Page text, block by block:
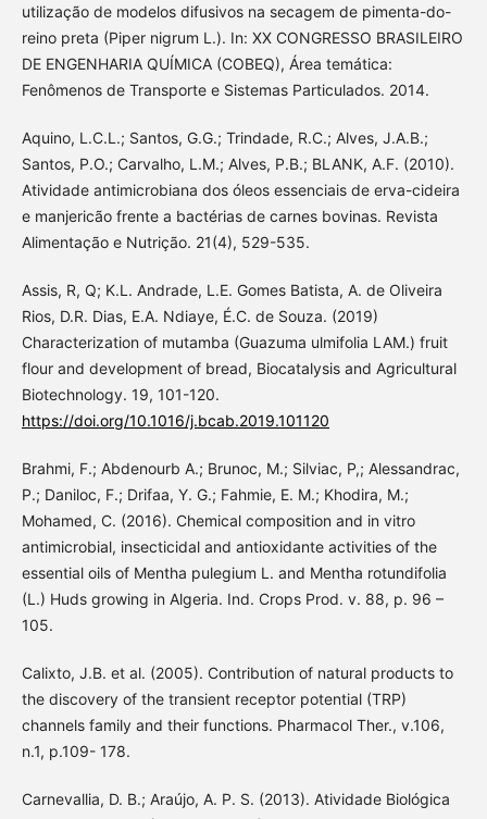
utilização de modelos difusivos na secagem de pimenta-do-
reino preta (Piper nigrum L.). In: XX CONGRESSO BRASILEIRO
DE ENGENHARIA QUÍMICA (COBEQ), Área temática:
Fenômenos de Transporte e Sistemas Particulados. 2014.
Aquino, L.C.L.; Santos, G.G.; Trindade, R.C.; Alves, J.A.B.;
Santos, P.O.; Carvalho, L.M.; Alves, P.B.; BLANK, A.F. (2010).
Atividade antimicrobiana dos óleos essenciais de erva-cideira
e manjericão frente a bactérias de carnes bovinas. Revista
Alimentação e Nutrição. 21(4), 529-535.
Assis, R, Q; K.L. Andrade, L.E. Gomes Batista, A. de Oliveira
Rios, D.R. Dias, E.A. Ndiaye, É.C. de Souza. (2019)
Characterization of mutamba (Guazuma ulmifolia LAM.) fruit
flour and development of bread, Biocatalysis and Agricultural
Biotechnology. 19, 101-120.
https://doi.org/10.1016/j.bcab.2019.101120
Brahmi, F.; Abdenourb A.; Brunoc, M.; Silviac, P,; Alessandrac,
P.; Daniloc, F.; Drifaa, Y. G.; Fahmie, E. M.; Khodira, M.;
Mohamed, C. (2016). Chemical composition and in vitro
antimicrobial, insecticidal and antioxidante activities of the
essential oils of Mentha pulegium L. and Mentha rotundifolia
(L.) Huds growing in Algeria. Ind. Crops Prod. v. 88, p. 96 –
105.
Calixto, J.B. et al. (2005). Contribution of natural products to
the discovery of the transient receptor potential (TRP)
channels family and their functions. Pharmacol Ther., v.106,
n.1, p.109- 178.
Carnevallia, D. B.; Araújo, A. P. S. (2013). Atividade Biológica